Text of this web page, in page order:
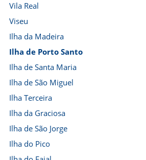
Vila Real
Viseu
Ilha da Madeira
Ilha de Porto Santo
Ilha de Santa Maria
Ilha de São Miguel
Ilha Terceira
Ilha da Graciosa
Ilha de São Jorge
Ilha do Pico